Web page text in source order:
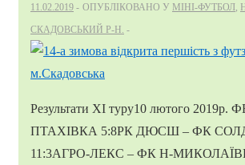
11.02.2019
ОПУБЛІКОВАНО У МІНІ-ФУТБОЛ
СКАДОВСЬКИЙ Р-Н.
Результати ХІ туру10 лютого
ПТАХІВКА 5:8РК ДЮСШ – ФК
11:3АГРО-ЛЕКС – ФК Н-